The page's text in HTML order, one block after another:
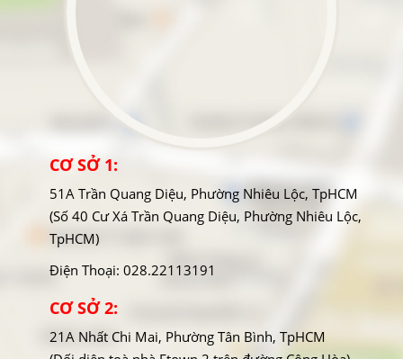
CƠ SỞ 1:
51A Trần Quang Diệu, Phường Nhiêu Lộc, TpHCM
(Số 40 Cư Xá Trần Quang Diệu, Phường Nhiêu Lộc,
TpHCM)
Điện Thoại: 028.22113191
CƠ SỞ 2:
21A Nhất Chi Mai, Phường Tân Bình, TpHCM